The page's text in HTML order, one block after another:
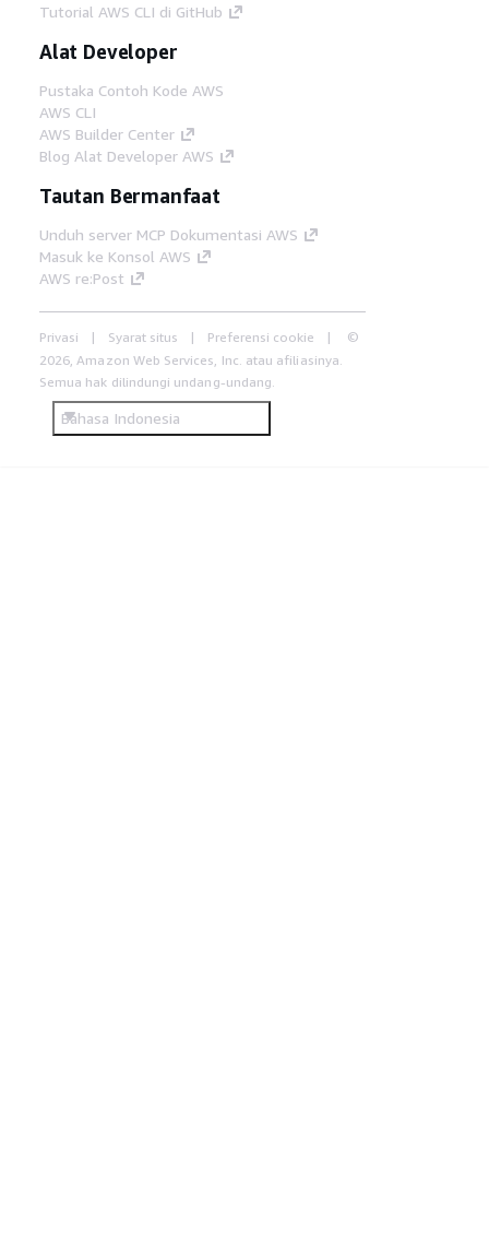
Tutorial AWS CLI di GitHub
Alat Developer
Pustaka Contoh Kode AWS
AWS CLI
AWS Builder Center
Blog Alat Developer AWS
Tautan Bermanfaat
Unduh server MCP Dokumentasi AWS
Masuk ke Konsol AWS
AWS re:Post
Privasi Syarat situs Preferensi cookie
©
2026, Amazon Web Services, Inc. atau afiliasinya.
Semua hak dilindungi undang-undang.
Bahasa Indonesia